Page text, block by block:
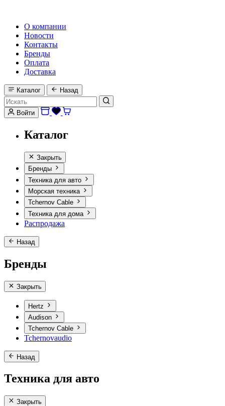
О компании
Новости
Контакты
Бренды
Оплата
Доставка
Каталог Назад
Войти
Каталог
Закрыть
Бренды
Техника для авто
Морская техника
Tchernov Cable
Техника для дома
Распродажа
Назад
Бренды
Закрыть
Hertz
Audison
Tchernov Cable
Tchernovaudio
Назад
Техника для авто
Закрыть